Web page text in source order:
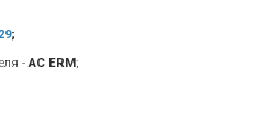
;
-AC ERM;